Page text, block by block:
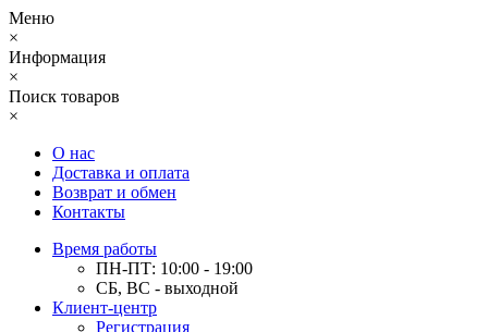
Меню
×
Информация
×
Поиск товаров
×
О нас
Доставка и оплата
Возврат и обмен
Контакты
Время работы
ПН-ПТ: 10:00 - 19:00
СБ, ВС - выходной
Клиент-центр
Регистрация